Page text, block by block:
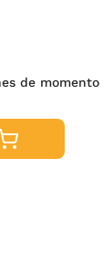
de momento